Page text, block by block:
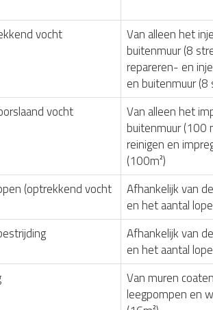
vocht
Van alleen het
buitenmuur (8
repareren- en
en buitenmuur
vocht
Van alleen het
buitenmuur (100
reinigen en
(100m²)
(optrekkend vocht
Afhankelijk van
en het aantal
Afhankelijk van
en het aantal
Van muren
leegpompen en